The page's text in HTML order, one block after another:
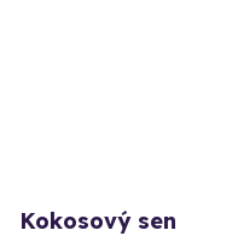
Kokosový sen